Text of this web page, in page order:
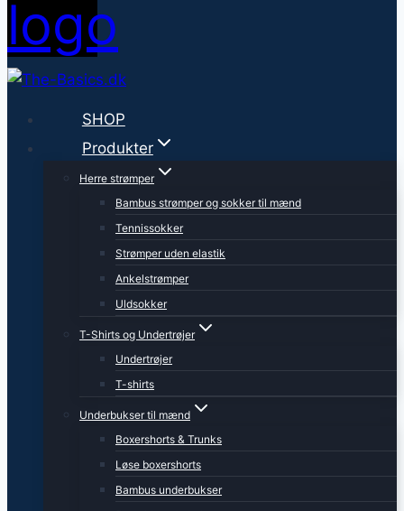
SHOP
Produkter
Herre strømper
Bambus strømper og sokker til mænd
Tennissokker
Strømper uden elastik
Ankelstrømper
Uldsokker
T-Shirts og Undertrøjer
Undertrøjer
T-shirts
Underbukser til mænd
Boxershorts & Trunks
Løse boxershorts
Bambus underbukser